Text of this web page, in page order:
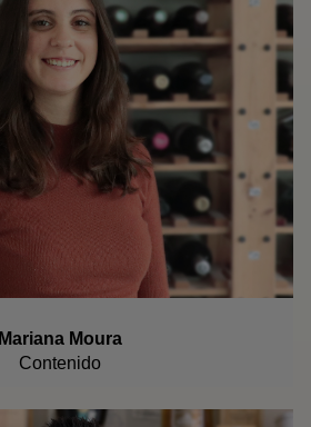
Mariana Moura
Contenido